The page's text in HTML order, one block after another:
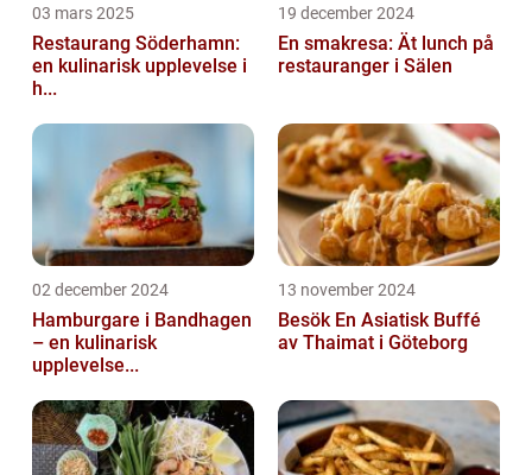
03 mars 2025
Restaurang Söderhamn:
en kulinarisk upplevelse i
h...
19 december 2024
En smakresa: Ät lunch på
restauranger i Sälen
02 december 2024
Hamburgare i Bandhagen
– en kulinarisk
upplevelse...
13 november 2024
Besök En Asiatisk Buffé
av Thaimat i Göteborg